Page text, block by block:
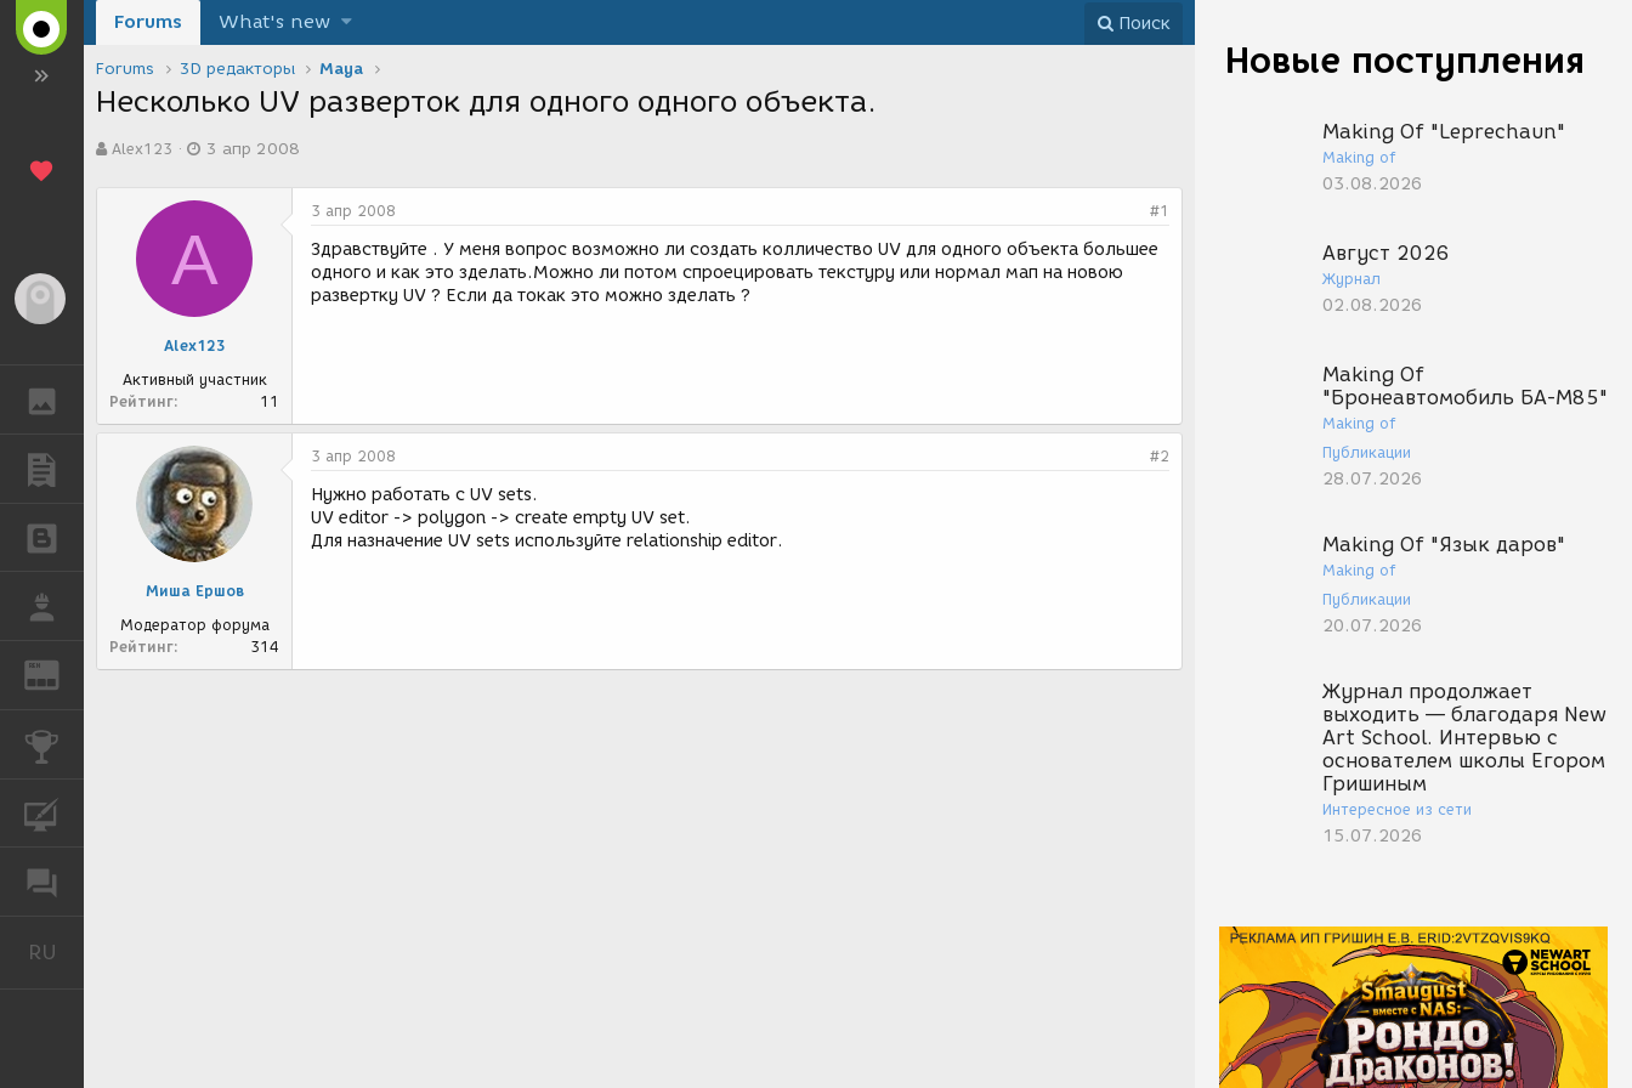
ГАЛЕРЕЯ
ПУБЛИКАЦИИ
БЛОГИ
REN ЖУРНАЛ
RU
Новые поступления
Making Of "Leprechaun"
Making of
03.08.2026
Август 2026
Журнал
02.08.2026
Making Of
"Бронеавтомобиль БА-М85"
Making of
Публикации
28.07.2026
Making Of "Язык даров"
Making of
Публикации
20.07.2026
Журнал продолжает
выходить — благодаря New
Art School. Интервью с
основателем школы Егором
Гришиным
Интересное из сети
15.07.2026
Forums What's new Поиск
Forums 3D редакторы Maya
Несколько UV разверток для одного одного объекта.
в
Alex123
а
а
з
д
и
я
3 апр 2008
A
Alex123
Активный участник
Рейтинг
11
3 апр 2008 #1
Здравствуйте . У меня вопрос возможно ли создать колличество UV для одного объекта большее
одного и как это зделать.Можно ли потом спроецировать текстуру или нормал мап на новою
развертку UV ? Если да токак это можно зделать ?
Миша Ершов
Модератор форума
Рейтинг
314
3 апр 2008 #2
Нужно работать c UV sets.
UV editor -> polygon -> create empty UV set.
Для назначение UV sets используйте relationship editor.